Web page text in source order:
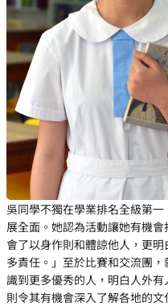
吳同學不獨在學業排名全級第
展全面。她認為活動讓她有機
會了以身作則和體諒他人，更
多責任。」至於比賽和交流團
識到更多優秀的人，明白人外
則令其有機會深入了解各地的